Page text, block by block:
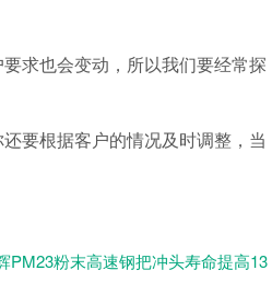
求也会变动，所以我们要经常探
要根据客户的情况及时调整，当
PM23粉末高速钢把冲头寿命提高13